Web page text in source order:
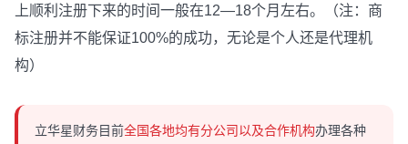
上顺利注册下来的时间一般在12—18个月左右。（注：商
标注册并不能保证100%的成功，无论是个人还是代理机
构）
立华星财务目前全国各地均有分公司以及合作机构办理各种